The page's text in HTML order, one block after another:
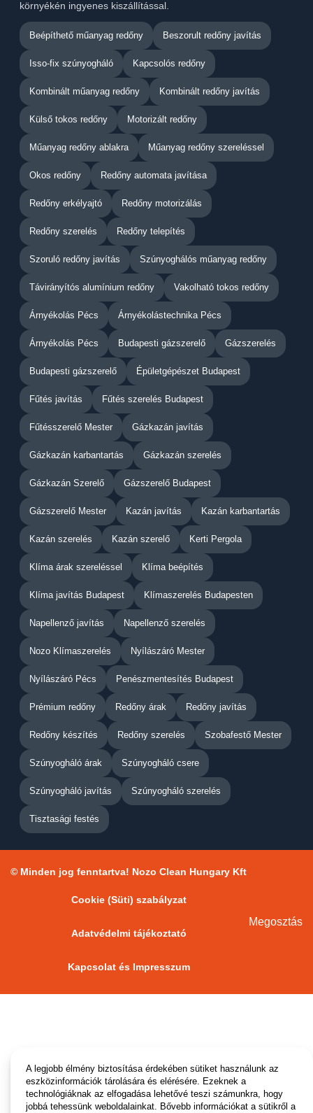
környékén ingyenes kiszállítással.
Beépíthető műanyag redőny Beszorult redőny javítás
Isso-fix szúnyogháló Kapcsolós redőny
Kombinált műanyag redőny Kombinált redőny javítás
Külső tokos redőny Motorizált redőny
Műanyag redőny ablakra Műanyag redőny szereléssel
Okos redőny Redőny automata javítása
Redőny erkélyajtó Redőny motorizálás
Redőny szerelés Redőny telepítés
Szoruló redőny javítás Szúnyoghálós műanyag redőny
Távirányítós alumínium redőny Vakolható tokos redőny
Árnyékolás Pécs Árnyékolástechnika Pécs
Árnyékolás Pécs Budapesti gázszerelő Gázszerelés
Budapesti gázszerelő Épületgépészet Budapest
Fűtés javítás Fűtés szerelés Budapest
Fűtésszerelő Mester Gázkazán javítás
Gázkazán karbantartás Gázkazán szerelés
Gázkazán Szerelő Gázszerelő Budapest
Gázszerelő Mester Kazán javítás Kazán karbantartás
Kazán szerelés Kazán szerelő Kerti Pergola
Klíma árak szereléssel Klíma beépítés
Klíma javítás Budapest Klímaszerelés Budapesten
Napellenző javítás Napellenző szerelés
Nozo Klímaszerelés Nyílászáró Mester
Nyílászáró Pécs Penészmentesítés Budapest
Prémium redőny Redőny árak Redőny javítás
Redőny készítés Redőny szerelés Szobafestő Mester
Szúnyogháló árak Szúnyogháló csere
Szúnyogháló javítás Szúnyogháló szerelés
Tisztasági festés
© Minden jog fenntartva! Nozo Clean Hungary Kft
Cookie (Süti) szabályzat
Adatvédelmi tájékoztató
Kapcsolat és Impresszum
Megosztás
A legjobb élmény biztosítása érdekében sütiket használunk az
eszközinformációk tárolására és elérésére. Ezeknek a
technológiáknak az elfogadása lehetővé teszi számunkra, hogy
jobbá tehessünk weboldalainkat. Bővebb információkat a sütikről a